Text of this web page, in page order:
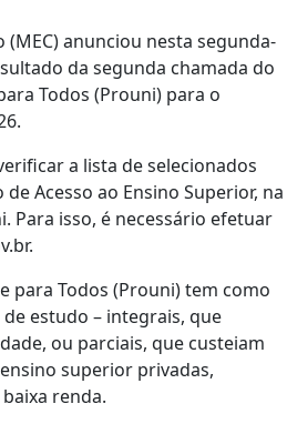
anunciou nesta segunda-
da segunda chamada do
Todos (Prouni) para o
a lista de selecionados
Acesso ao Ensino Superior, na
Para isso, é necessário efetuar
para Todos (Prouni) tem como
estudo – integrais, que
ou parciais, que custeiam
superior privadas,
renda.